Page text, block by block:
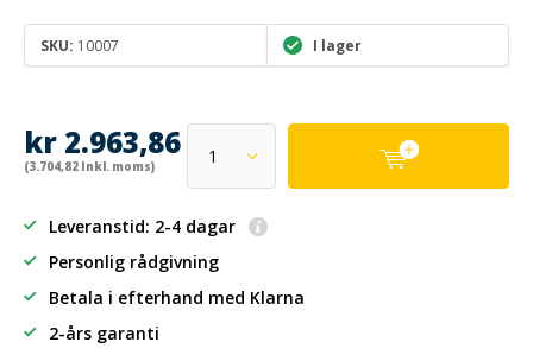
SKU: 10007 I lager
kr 2.963,86
(3.704,82 Inkl. moms)
Leveranstid: 2-4 dagar
Personlig rådgivning
Betala i efterhand med Klarna
2-års garanti